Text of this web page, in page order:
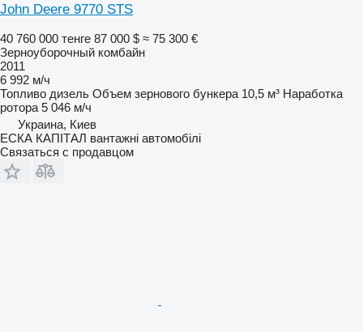
John Deere 9770 STS
40 760 000 тенге 87 000 $ ≈ 75 300 €
Зерноуборочный комбайн
2011
6 992 м/ч
Топливо дизель Объем зернового бункера 10,5 м³ Наработка
ротора 5 046 м/ч
Украина, Киев
ЕСКА КАПІТАЛ вантажні автомобілі
Связаться с продавцом